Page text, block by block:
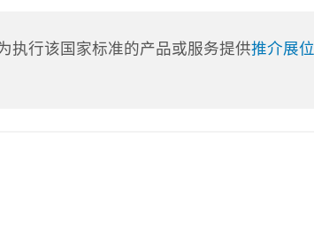
执行该国家标准的产品或服务提供推介展位